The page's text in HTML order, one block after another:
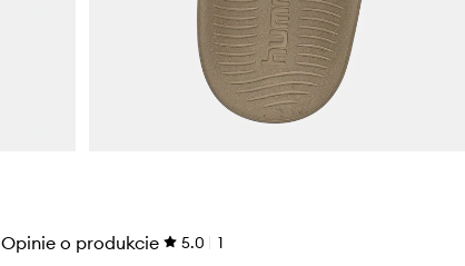
Opinie o produkcie 5.0 1